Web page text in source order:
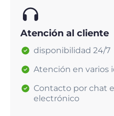
Atención al cliente
disponibilidad 24/7
Atención en varios
Contacto por chat
electrónico